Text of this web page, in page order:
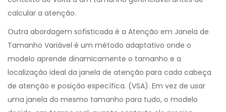
calcular a atenção.
Outra abordagem sofisticada é a Atenção em Janela de
Tamanho Variável é um método adaptativo onde o
modelo aprende dinamicamente o tamanho e a
localização ideal da janela de atenção para cada cabeça
de atenção e posição específica. (VSA). Em vez de usar
uma janela do mesmo tamanho para tudo, o modelo